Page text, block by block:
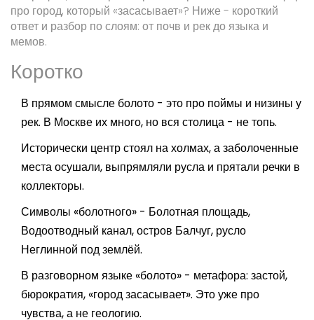
про город, который «засасывает»? Ниже - короткий
ответ и разбор по слоям: от почв и рек до языка и
мемов.
Коротко
В прямом смысле болото - это про поймы и низины у
рек. В Москве их много, но вся столица - не топь.
Исторически центр стоял на холмах, а заболоченные
места осушали, выпрямляли русла и прятали речки в
коллекторы.
Символы «болотного» - Болотная площадь,
Водоотводный канал, остров Балчуг, русло
Неглинной под землёй.
В разговорном языке «болото» - метафора: застой,
бюрократия, «город засасывает». Это уже про
чувства, а не геологию.